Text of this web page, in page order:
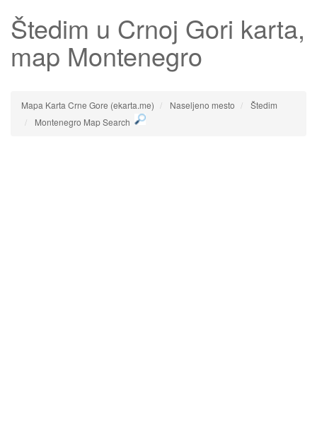
Štedim u Crnoj Gori karta,
map Montenegro
Mapa Karta Crne Gore (ekarta.me) Naseljeno mesto
Štedim
Montenegro Map Search